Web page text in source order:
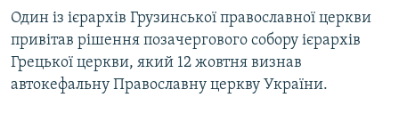
Усі сайти RFE/RL
Один із ієрархів Грузинської православної церкви
привітав рішення позачергового собору ієрархів
Грецької церкви, який 12 жовтня визнав
автокефальну Православну церкву України.